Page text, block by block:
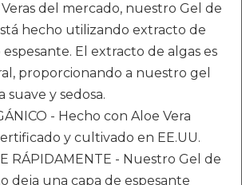
del mercado, nuestro Gel de
hecho utilizando extracto de
El extracto de algas es
proporcionando a nuestro gel
y sedosa.
- Hecho con Aloe Vera
y cultivado en EE.UU.
RÁPIDAMENTE - Nuestro Gel de
deja una capa de espesante